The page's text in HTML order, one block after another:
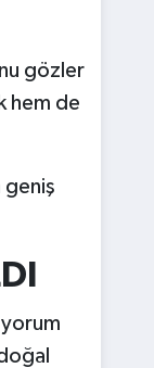
gözler
hem de
geniş
yorum